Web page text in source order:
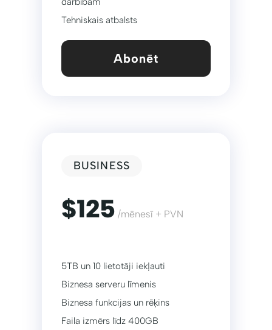
Tehniskais atbalsts
Abonēt
BUSINESS
$125 /mēnesī + PVN
5TB un 10 lietotāji iekļauti
Biznesa serveru līmenis
Biznesa funkcijas un rēķins
Faila izmērs līdz 400GB